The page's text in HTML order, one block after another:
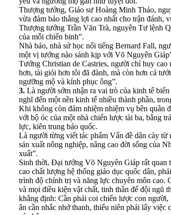
Thượng tướng, Giáo sư Hoàng Minh Thảo,
vừa đảm bảo thắng lợi cao nhất cho trận
Thượng tướng Trần Văn Trà, nguyên Tư lệnh
của mỗi chiến binh”.
Nhà báo, nhà sử học nổi tiếng Bernard Fall,
một vị tướng nào sánh kịp với Võ Nguyên
Tướng Christian de Castries, người chỉ huy
hơn, tài giỏi hơn tôi đã đành, mà còn hơn cả
ngưỡng mộ và kính phục ông”.
3. Là người sớm nhận ra vai trò của kinh tế
nghĩ đến một nền kinh tế nhiều thành phần,
Khi không còn đảm nhiệm nhiệm vụ bên quân
với bộ óc của một nhà chiến lược tài ba, bằng
lực, kiên trung báo quốc.
Là người từng viết tác phẩm Vấn đề dân cày
sản xuất nông nghiệp, nâng cao đời sống của
xuất”.
Sinh thời, Đại tướng Võ Nguyên Giáp rất quan
cao chất lượng hệ thống giáo dục quốc dân,
trình độ chính trị và năng lực chuyên môn cao.
và mọi điều kiện vật chất, tinh thần để đội ngũ
khẳng định: Cần phải coi chiến lược con
ân cần nhắc nhở thanh, thiếu niên phải lấy